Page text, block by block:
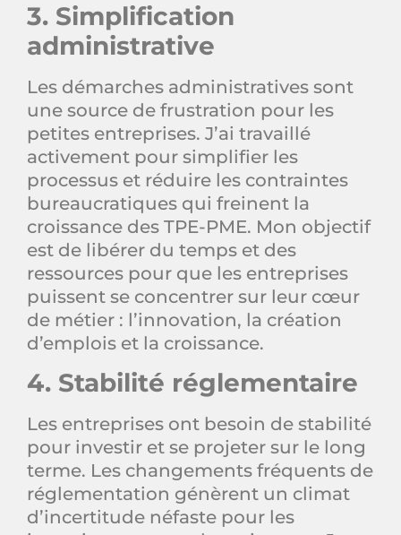
3. Simplification
administrative
Les démarches administratives sont
une source de frustration pour les
petites entreprises. J’ai travaillé
activement pour simplifier les
processus et réduire les contraintes
bureaucratiques qui freinent la
croissance des TPE-PME. Mon objectif
est de libérer du temps et des
ressources pour que les entreprises
puissent se concentrer sur leur cœur
de métier : l’innovation, la création
d’emplois et la croissance.
4. Stabilité réglementaire
Les entreprises ont besoin de stabilité
pour investir et se projeter sur le long
terme. Les changements fréquents de
réglementation génèrent un climat
d’incertitude néfaste pour les